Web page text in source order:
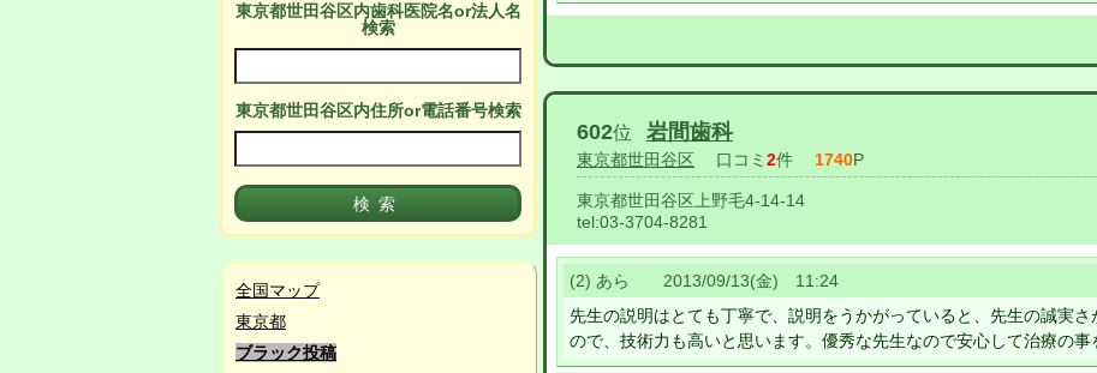
東京都世田谷区内歯科医院名or法人名
検索
東京都世田谷区内住所or電話番号検索
全国マップ
東京都
ブラック投稿
602位 岩間歯科
東京都世田谷区 口コミ 2件 1740P
東京都世田谷区上野毛4-14-14
tel:03-3704-8281
(2) あら 2013/09/13(金) 11:24
先生の説明はとても丁寧で、説明をうかがっていると、先生の誠実
ので、技術力も高いと思います。優秀な先生なので安心して治療の事